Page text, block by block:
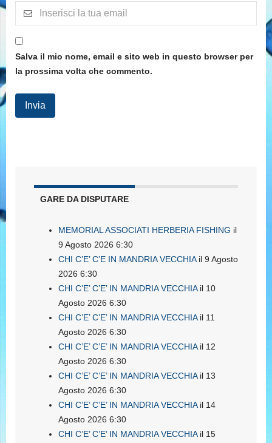
Salva il mio nome, email e sito web in questo browser per
la prossima volta che commento.
GARE DA DISPUTARE
MEMORIAL ASSOCIATI HERBERIA FISHING il
9 Agosto 2026 6:30
CHI C’E’ C’E IN MANDRIA VECCHIAil 9 Agosto
2026 6:30
CHI C’E’ C’E’ IN MANDRIA VECCHIAil 10
Agosto 2026 6:30
CHI C’E’ C’E’ IN MANDRIA VECCHIAil 11
Agosto 2026 6:30
CHI C’E’ C’E’ IN MANDRIA VECCHIAil 12
Agosto 2026 6:30
CHI C’E’ C’E’ IN MANDRIA VECCHIAil 13
Agosto 2026 6:30
CHI C’E’ C’E’ IN MANDRIA VECCHIAil 14
Agosto 2026 6:30
CHI C’E’ C’E’ IN MANDRIA VECCHIAil 15